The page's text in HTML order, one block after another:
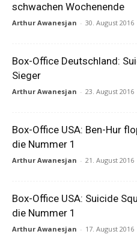
schwachen Wochenende
Arthur Awanesjan - 30. August 2016
Box-Office Deutschland:
Sieger
Arthur Awanesjan - 23. August 2016
Box-Office USA: Ben-Hur
die Nummer 1
Arthur Awanesjan - 21. August 2016
Box-Office USA: Suicide
die Nummer 1
Arthur Awanesjan - 17. August 2016